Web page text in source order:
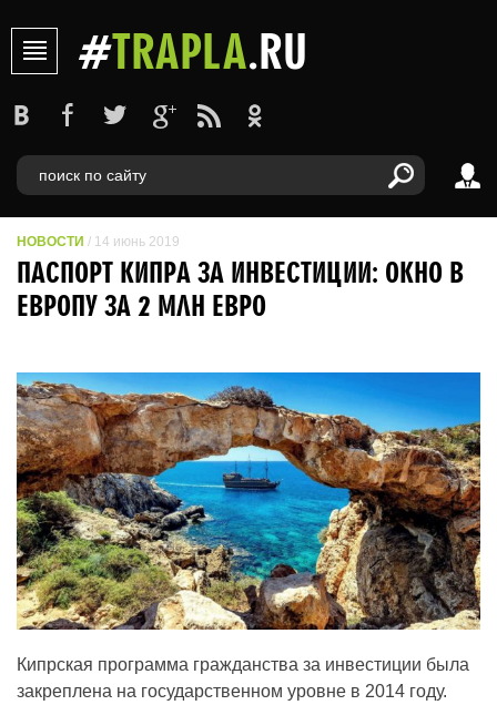
#TRAPLA.RU
НОВОСТИ / 14 июнь 2019
ПАСПОРТ КИПРА ЗА ИНВЕСТИЦИИ: ОКНО В
ЕВРОПУ ЗА 2 МЛН ЕВРО
Кипрская программа гражданства за инвестиции была
закреплена на государственном уровне в 2014 году.